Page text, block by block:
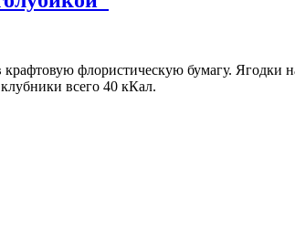
флористическую бумагу.
всего 40 кКал.